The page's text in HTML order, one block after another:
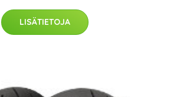
LISÄTIETOJA